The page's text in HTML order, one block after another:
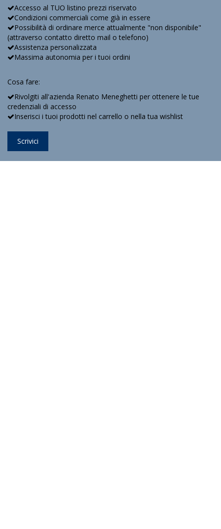
Accesso al TUO listino prezzi riservato
Condizioni commerciali come già in essere
Possibilità di ordinare merce attualmente "non disponibile"
(attraverso contatto diretto mail o telefono)
Assistenza personalizzata
Massima autonomia per i tuoi ordini
Cosa fare:
Rivolgiti all'azienda Renato Meneghetti per ottenere le tue
credenziali di accesso
Inserisci i tuoi prodotti nel carrello o nella tua wishlist
Scrivici